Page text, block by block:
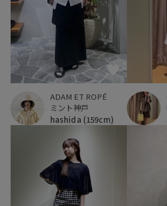
ADAM ET ROPÉ
ミント神戸
hashida (159cm)